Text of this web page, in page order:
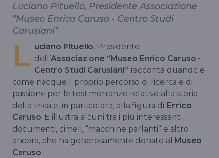
Luciano Pituello, Presidente Associazione
"Museo Enrico Caruso - Centro Studi
Carusiani"
L uciano Pituello, Presidente
dell’Associazione “Museo Enrico Caruso -
Centro Studi Carusiani” racconta quando e
come nacque il proprio percorso di ricerca e di
passione per le testimonianze relative alla storia
della lirica e, in particolare, alla figura di Enrico
Caruso. E illustra alcuni tra i più interessanti
documenti, cimeli, “macchine parlanti” e altro
ancora, che ha generosamente donato al Museo
Caruso.